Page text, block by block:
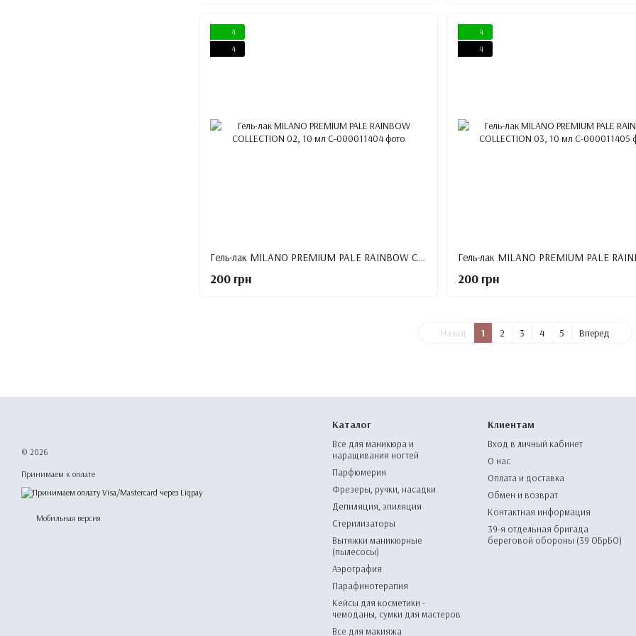
4
4
200 грн
4
4
200 грн
Назад 1 2 3 4 5 Вперед
© 2026
Принимаем к оплате
Мобильная версия
Каталог
Все для маникюра и
наращивания ногтей
Парфюмерия
Фрезеры, ручки, насадки
Депиляция, эпиляция
Стерилизаторы
Вытяжки маникюрные
(пылесосы)
Аэрография
Парафинотерапия
Кейсы для косметики -
чемоданы, сумки для мастеров
Все для макияжа
Клиентам
Вход в личный кабинет
О нас
Оплата и доставка
Обмен и возврат
Контактная информация
39-я отдельная бригада
береговой обороны (39 ОБрБО)